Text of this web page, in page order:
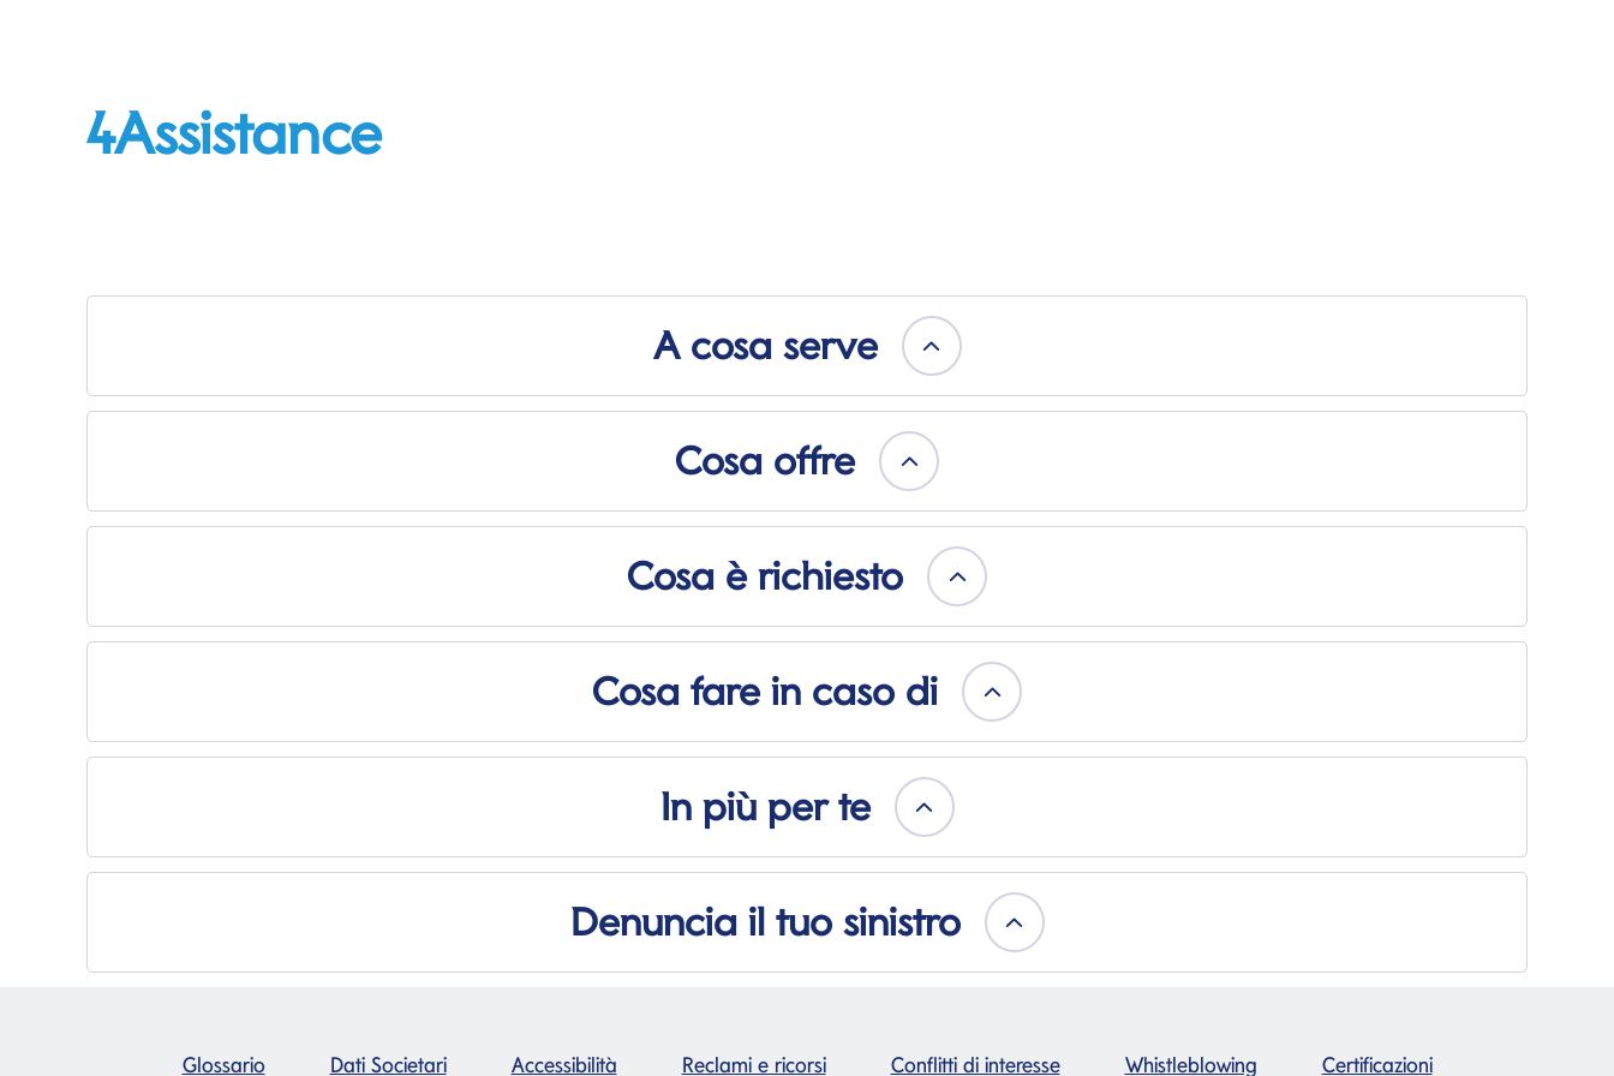
4Assistance
A cosa serve
Cosa offre
Cosa è richiesto
Cosa fare in caso di
In più per te
Denuncia il tuo sinistro
Glossario Dati Societari Accessibilità Reclami e ricorsi Conflitti di interesse Whistleblowing Certificazioni